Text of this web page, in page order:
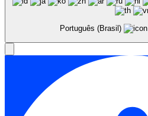
Português (Brasil)